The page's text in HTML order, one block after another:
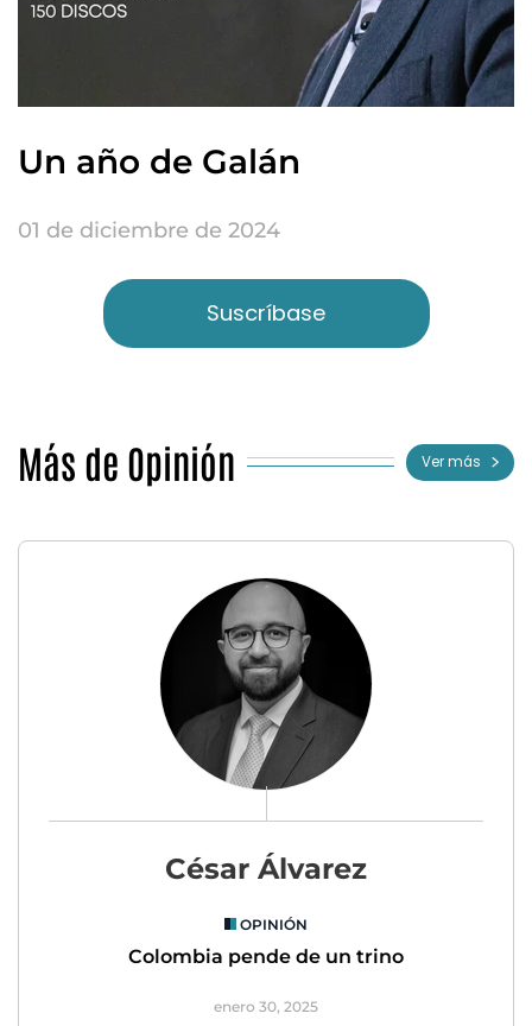
Un año de Galán
01 de diciembre de 2024
Suscríbase
Más de Opinión Ver más
César Álvarez
OPINIÓN
Colombia pende de un trino
enero 30, 2025